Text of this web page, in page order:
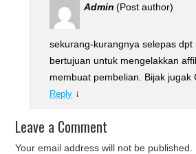
Admin (Post author)
sekurang-kurangnya selepas dpt
bertujuan untuk mengelakkan
membuat pembelian. Bijak jugak
Reply ↓
Leave a Comment
Your email address will not be published.